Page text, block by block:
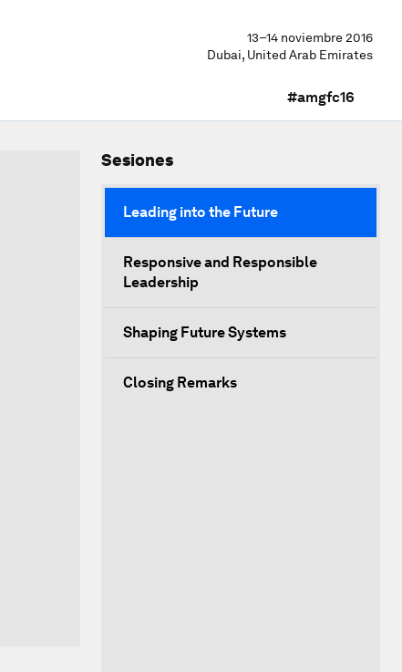
13–14 noviembre 2016
Dubai, United Arab Emirates
#amgfc16
Sesiones
Leading into the Future
Responsive and Responsible
Leadership
Shaping Future Systems
Closing Remarks